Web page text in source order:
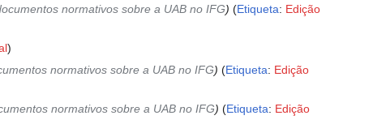
normativos sobre a UAB no IFG Etiqueta: Edição
normativos sobre a UAB no IFG Etiqueta: Edição
normativos sobre a UAB no IFG Etiqueta: Edição